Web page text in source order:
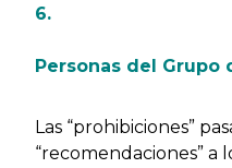
6.
Personas del Grupo
Las “prohibiciones”
“recomendaciones” a